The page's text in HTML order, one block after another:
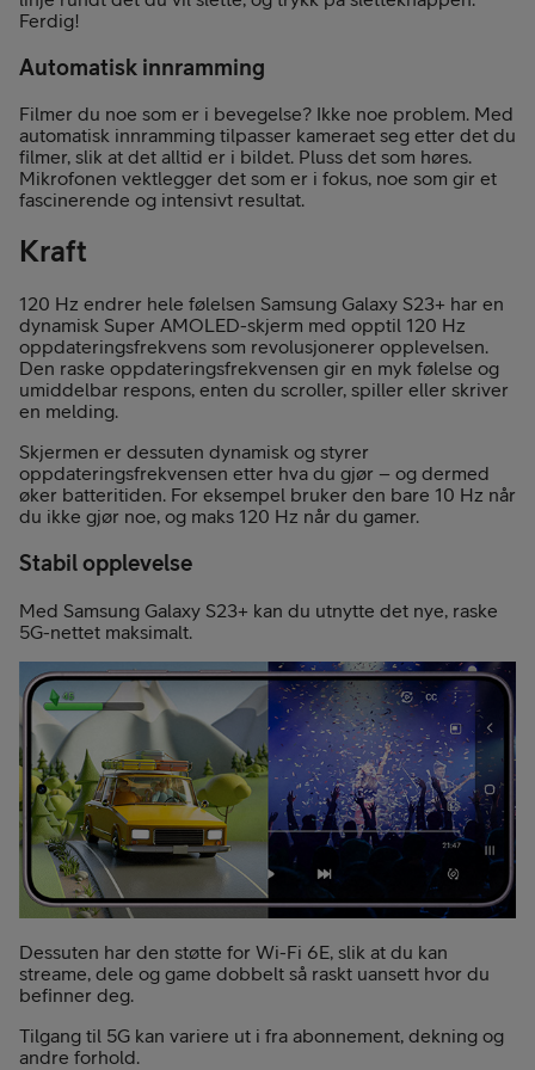
Ferdig!
Automatisk innramming
Filmer du noe som er i bevegelse? Ikke noe problem. Med
automatisk innramming tilpasser kameraet seg etter det du
filmer, slik at det alltid er i bildet. Pluss det som høres.
Mikrofonen vektlegger det som er i fokus, noe som gir et
fascinerende og intensivt resultat.
Kraft
120 Hz endrer hele følelsen Samsung Galaxy S23+ har en
dynamisk Super AMOLED-skjerm med opptil 120 Hz
oppdateringsfrekvens som revolusjonerer opplevelsen.
Den raske oppdateringsfrekvensen gir en myk følelse og
umiddelbar respons, enten du scroller, spiller eller skriver
en melding.
Skjermen er dessuten dynamisk og styrer
oppdateringsfrekvensen etter hva du gjør – og dermed
øker batteritiden. For eksempel bruker den bare 10 Hz når
du ikke gjør noe, og maks 120 Hz når du gamer.
Stabil opplevelse
Med Samsung Galaxy S23+ kan du utnytte det nye, raske
5G-nettet maksimalt.
Dessuten har den støtte for Wi-Fi 6E, slik at du kan
streame, dele og game dobbelt så raskt uansett hvor du
befinner deg.
Tilgang til 5G kan variere ut i fra abonnement, dekning og
andre forhold.